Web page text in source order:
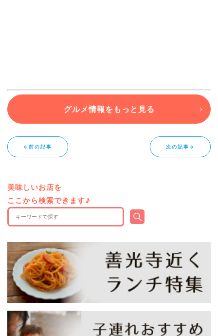
グルメ情報をもっと見る
←前の記事 次の記事→
美味しいお店を
ここから検索できます♪